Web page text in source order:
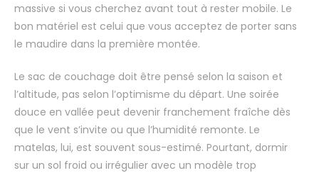
massive si vous cherchez avant tout à rester mobile. Le
bon matériel est celui que vous acceptez de porter sans
le maudire dans la première montée.
Le sac de couchage doit être pensé selon la saison et
l’altitude, pas selon l’optimisme du départ. Une soirée
douce en vallée peut devenir franchement fraîche dès
que le vent s’invite ou que l’humidité remonte. Le
matelas, lui, est souvent sous-estimé. Pourtant, dormir
sur un sol froid ou irrégulier avec un modèle trop